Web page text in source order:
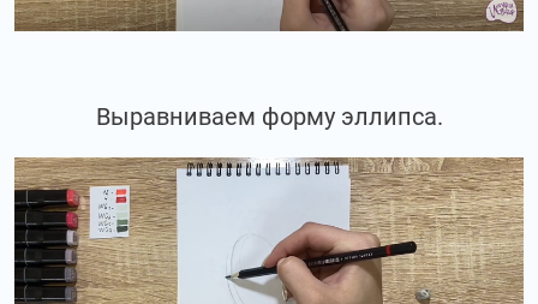
Выравниваем форму эллипса.